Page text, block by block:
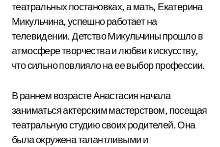
театральных постановках, а мать, Екатерина
Микульчина, успешно работает на
телевидении. Детство Микульчины прошло в
атмосфере творчества и любви к искусству,
что сильно повлияло на ее выбор профессии.
В раннем возрасте Анастасия начала
заниматься актерским мастерством, посещая
театральную студию своих родителей. Она
была окружена талантливыми и